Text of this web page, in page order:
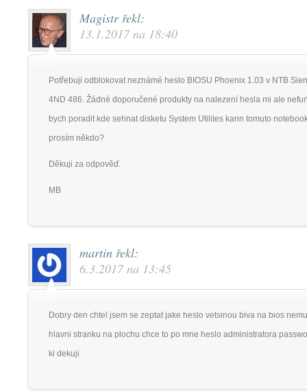
Magistr řekl:
13.1.2017 na 18:40
Potřebuji odblokovat neznámé heslo BIOSU Phoenix 1.03 v NTB
4ND 486. Žádné doporučené produkty na nalezení hesla mi ale
bych poradit kde sehnat disketu System Utilites kann tomuto
prosím někdo?
Děkuji za odpověď.
MB
martin řekl:
6.3.2017 na 13:45
Dobry den chtel jsem se zeptat jake heslo vetsinou biva na bios
hlavni stranku na plochu chce to po mne heslo administratora
ki dekuji